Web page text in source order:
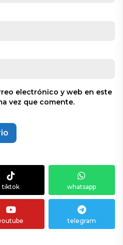
electrónico y web en este
vez que comente.
tiktok whatsapp
telegram